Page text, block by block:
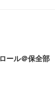
ール＠保全部